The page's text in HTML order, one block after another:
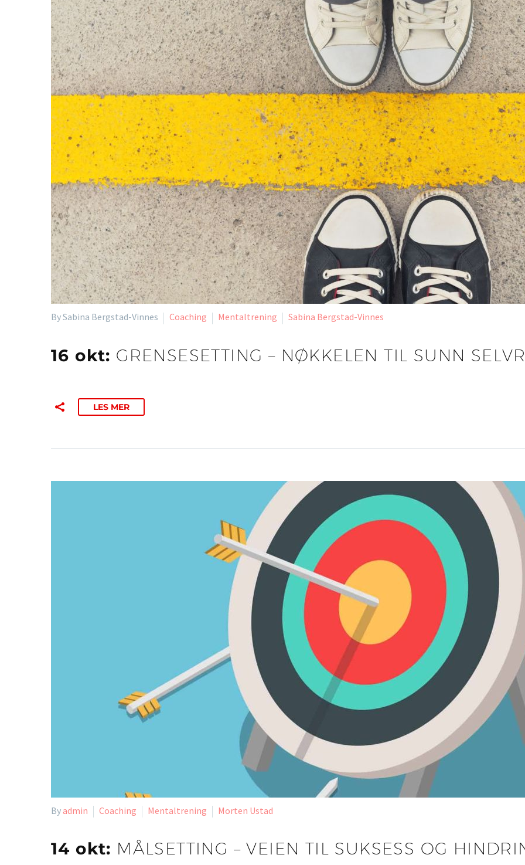
By Sabina Bergstad-Vinnes Coaching Mentaltrening Sabina Bergstad-Vinnes
16 okt: GRENSESETTING – NØKKELEN TIL SUNN
LES MER
Byadmin Coaching Mentaltrening Morten Ustad
14 okt: MÅLSETTING – VEIEN TIL SUKSESS OG